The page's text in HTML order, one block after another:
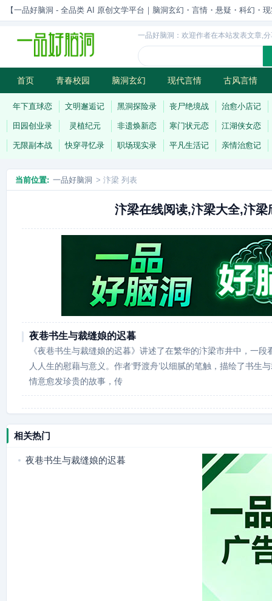
【一品好脑洞 - 全品类 AI 原创文学平台｜脑洞玄幻・言情・悬疑・科幻・
一品好脑洞：欢迎作者在本站发表文章,
首页 青春校园 脑洞玄幻 现代言情 古风言情
历史权谋 武侠江湖 灵异志怪 连载
年下直球恋 文明邂逅记 黑洞探险录 丧尸绝境战 治愈小店记
田园创业录 灵植纪元 非遗焕新恋 寒门状元恋 江湖侠女恋
无限副本战 快穿寻忆录 职场现实录 平凡生活记 亲情治愈记
当前位置: 一品好脑洞 > 汴梁 列表
汴梁在线阅读,汴梁大全,汴梁
夜巷书生与裁缝娘的迟暮
《夜巷书生与裁缝娘的迟暮》讲述了在繁华的汴梁市井中，一
人人生的慰藉与意义。作者‘野渡舟’以细腻的笔触，描绘了书生
情意愈发珍贵的故事，传
相关热门
夜巷书生与裁缝娘的迟暮